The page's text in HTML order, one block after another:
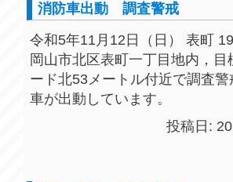
消防車出動 調査警戒
令和5年11月12日（日） 表町
岡山市北区表町一丁目地内，目
ード北53メートル付近で調査
車が出動しています。
投稿日: